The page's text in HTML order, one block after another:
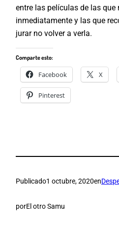
entre las películas de las que
inmediatamente y las que
jurar no volver a verla.
Comparte esto:
Facebook X
Pinterest
Publicado1 octubre, 2020en
porEl otro Samu